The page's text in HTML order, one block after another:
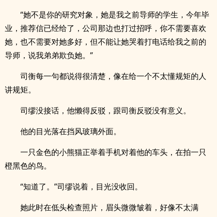
“她不是你的研究对象，她是我之前导师的学生，今年毕
业，推荐信已经给了，公司那边也打过招呼，你不需要喜欢
她，也不需要对她多好，但不能让她哭着打电话给我之前的
导师，说我弟弟欺负她。”
司衡每一句都说得很清楚，像在给一个不太懂规矩的人
讲规矩。
司缪没接话，他懒得反驳，跟司衡反驳没有意义。
他的目光落在挡风玻璃外面。
一只金色的小熊猫正举着手机对着他的车头，在拍一只
橙黑色的鸟。
“知道了。”司缪说着，目光没收回。
她此时在低头检查照片，眉头微微皱着，好像不太满